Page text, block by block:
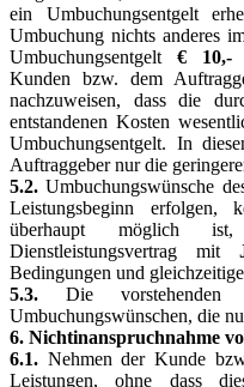
ein Umbuchungsentgelt
Umbuchung nichts anderes
Umbuchungsentgelt€ 10,-
Kunden bzw. dem
nachzuweisen, dass die
entstandenen Kosten
Umbuchungsentgelt. In
Auftraggeber nur die
5.2.Umbuchungswünsche
Leistungsbeginn erfolgen,
überhaupt möglich
Dienstleistungsvertrag mit
Bedingungen und
5.3. Die
Umbuchungswünschen, die
6. Nichtinanspruchnahme
6.1. Nehmen der Kunde
Leistungen, ohne dass